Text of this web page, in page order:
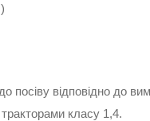
посіву відповідно до
тракторами класу 1,4.